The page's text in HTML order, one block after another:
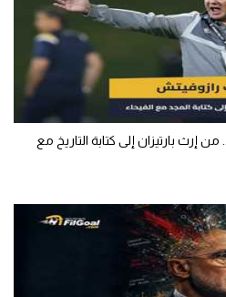
بارتيزان إلى كتابة التاريخ مع